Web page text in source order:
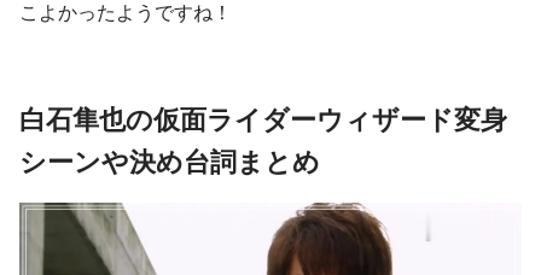
こよかったようですね！
白石隼也の仮面ライダーウィザード変身
シーンや決め台詞まとめ